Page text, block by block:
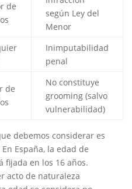
de
según Ley del
Menor
Inimputabilidad
penal
de
No constituye
grooming (salvo
vulnerabilidad)
debemos considerar es
En España, la edad de
fijada en los 16 años.
acto de naturaleza